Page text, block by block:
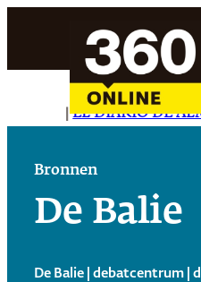
EL DIARIO DE ALMERÍA
Bronnen
De Balie
De Balie | debatcentrum |